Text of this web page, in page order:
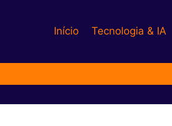
Início Tecnologia & IA